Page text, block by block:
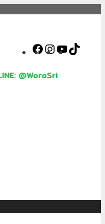
Facebook
Instagram
YouTube
@WoraSri